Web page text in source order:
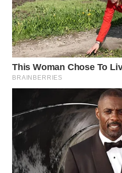
OTOMOTIF
WAHANA
HEALTH
WAHANA
DESA
WISATA
LAPAK
WAHANA
Wahana
Network